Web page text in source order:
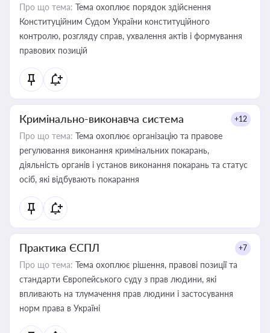
Про що тема: Тема охоплює порядок здійснення
Конституційним Судом України конституційного
контролю, розгляду справ, ухвалення актів і формування
правових позицій
Кримінально-виконавча система +12
Про що тема: Тема охоплює організацію та правове
регулювання виконання кримінальних покарань,
діяльність органів і установ виконання покарань та статус
осіб, які відбувають покарання
Практика ЄСПЛ +7
Про що тема: Тема охоплює рішення, правові позиції та
стандарти Європейського суду з прав людини, які
впливають на тлумачення прав людини і застосування
норм права в Україні